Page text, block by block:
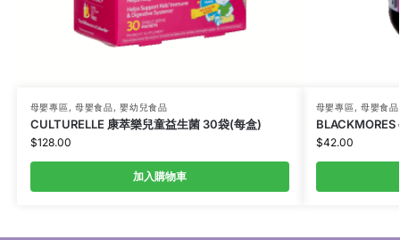
母嬰專區, 母嬰食品,嬰幼兒食品
CULTURELLE 康萃樂兒童益生菌 30袋(每盒)
$128.00
加入購物車
母嬰專區, 母嬰食品
BLACKMORES
$42.00